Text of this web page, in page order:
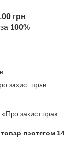
грн
100%
захист прав
захист прав
протягом 14